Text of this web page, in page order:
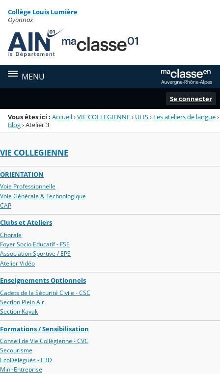
Menu de la rubrique
Contenu
Collège Louis Lumière
Oyonnax
MENU
Se connecter
Vous êtes ici : Accueil›VIE COLLEGIENNE› ULIS› Les ateliers de langue›
Blog›Atelier 3
VIE COLLEGIENNE
ORIENTATION
Voie Professionnelle
Voie Générale & Technologique
CAP
Clubs et Ateliers
Chorale
Foyer Socio Educatif - FSE
Association Sportive / EPS
Atelier Vidéo
Enseignements Optionnels
Cadets de la Sécurité Civile - CSC
Section Plein Air
Section Kayak
Formations / Sensibilisation
Conseil de Vie Collégienne - CVC
Secourisme
EcoDélégués - E3D
Mini-Entreprise